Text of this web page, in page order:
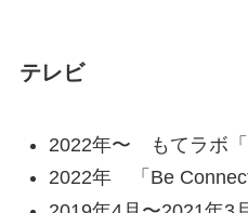
テレビ
2022年〜 もてラボ「
2022年 「Be Connect